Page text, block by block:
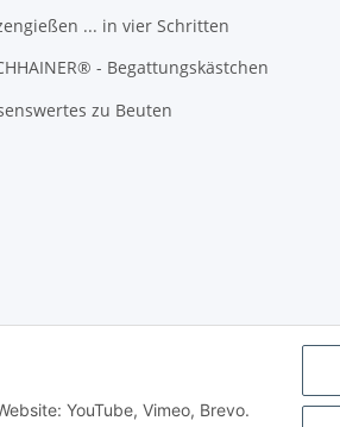
YouTube, Vimeo, Brevo.
... in vier Schritten
- Begattungskästchen
zu Beuten